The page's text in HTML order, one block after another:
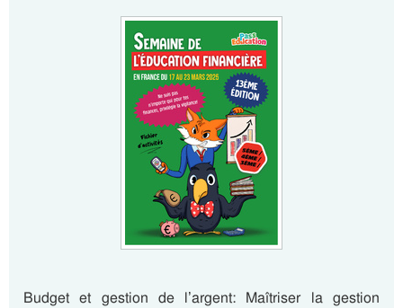
Budget et gestion de l’argent: Maîtriser la gestion